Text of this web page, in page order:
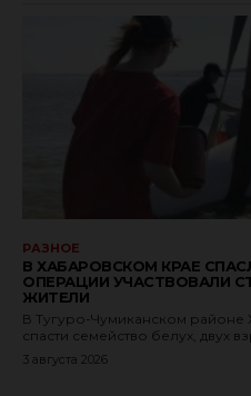
РАЗНОЕ
В ХАБАРОВСКОМ КРАЕ
ОПЕРАЦИИ УЧАСТВОВАЛИ
ЖИТЕЛИ
В Тугуро-Чумиканском районе
спасти семейство белух, двух
3 августа 2026